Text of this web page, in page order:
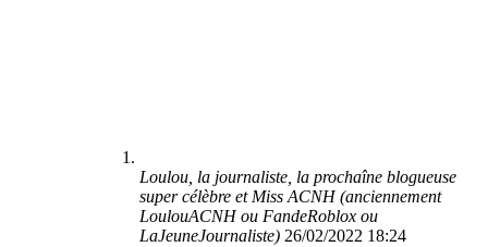
Loulou, la journaliste, la prochaîne blogueuse
super célèbre et Miss ACNH (anciennement
LoulouACNH ou FandeRoblox ou
LaJeuneJournaliste) 26/02/2022 18:24